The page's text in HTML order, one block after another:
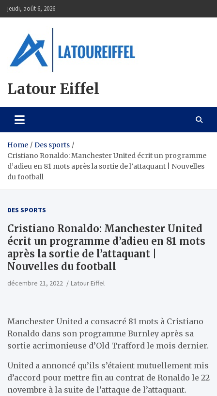
Skip
to
jeudi, août 6, 2026
Latour Eiffel
Home
Des sports
Cristiano Ronaldo: Manchester United écrit un programme
d’adieu en 81 mots après la sortie de l’attaquant | Nouvelles
du football
DES SPORTS
Cristiano Ronaldo: Manchester United
écrit un programme d’adieu en 81 mots
après la sortie de l’attaquant |
Nouvelles du football
décembre 21, 2022 Latour Eiffel
Manchester United a consacré 81 mots à Cristiano
Ronaldo dans son programme Burnley après sa
sortie acrimonieuse d’Old Trafford le mois dernier.
United a annoncé qu’ils s’étaient mutuellement mis
d’accord pour mettre fin au contrat de Ronaldo le 22
novembre à la suite de l’attaque de l’attaquant.